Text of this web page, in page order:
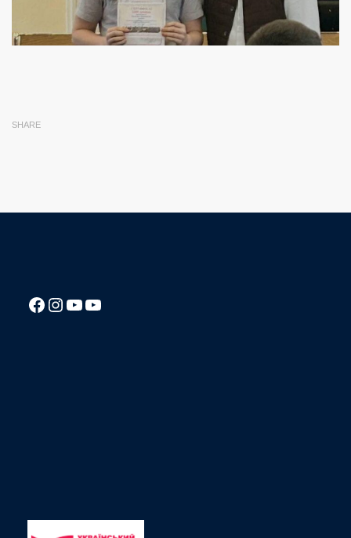
SHARE
Посилання на Facebook сторінку ліцею
Instagram
Посилання на YouTube канал ліцеюПосилання на YouTube канал ліцею